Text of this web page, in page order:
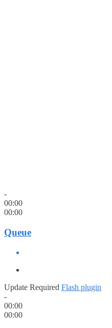
-
00:00
00:00
Queue
Update Required Flash plugin
-
00:00
00:00